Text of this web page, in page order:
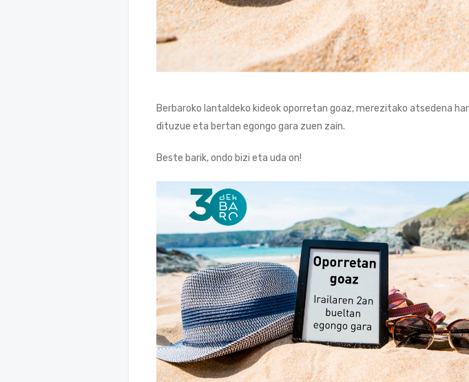
Berbaroko lantaldeko kideok oporretan goaz, merezitako atsedena
dituzue eta bertan egongo gara zuen zain.
Beste barik, ondo bizi eta uda on!